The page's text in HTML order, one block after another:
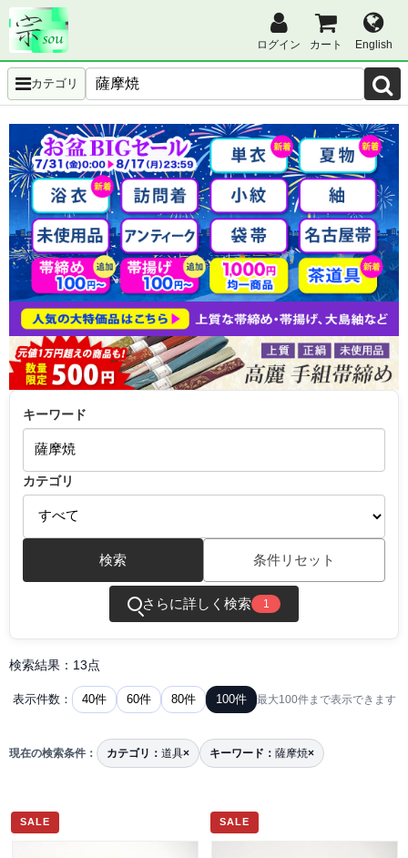
ログイン カート English
カテゴリ
キーワード
カテゴリ
検索 条件リセット
さらに詳しく検索 1
検索結果：13点
表示件数： 40件 60件 80件 100件 最大100件まで表示できます
現在の検索条件： カテゴリ： 道具× キーワード： 薩摩焼×
SALE SALE